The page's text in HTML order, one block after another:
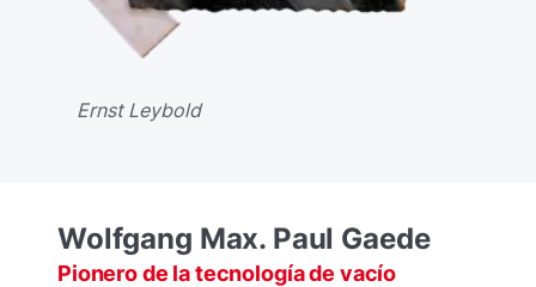
Ernst Leybold
Wolfgang Max. Paul Gaede
Pionero de la tecnología de vacío